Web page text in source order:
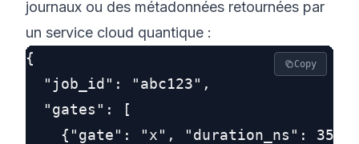
journaux ou des métadonnées retournées par
un service cloud quantique :
{
  "job_id": "abc123",
  "gates": [
{"gate": "x", "duration_ns": 35,
Copy